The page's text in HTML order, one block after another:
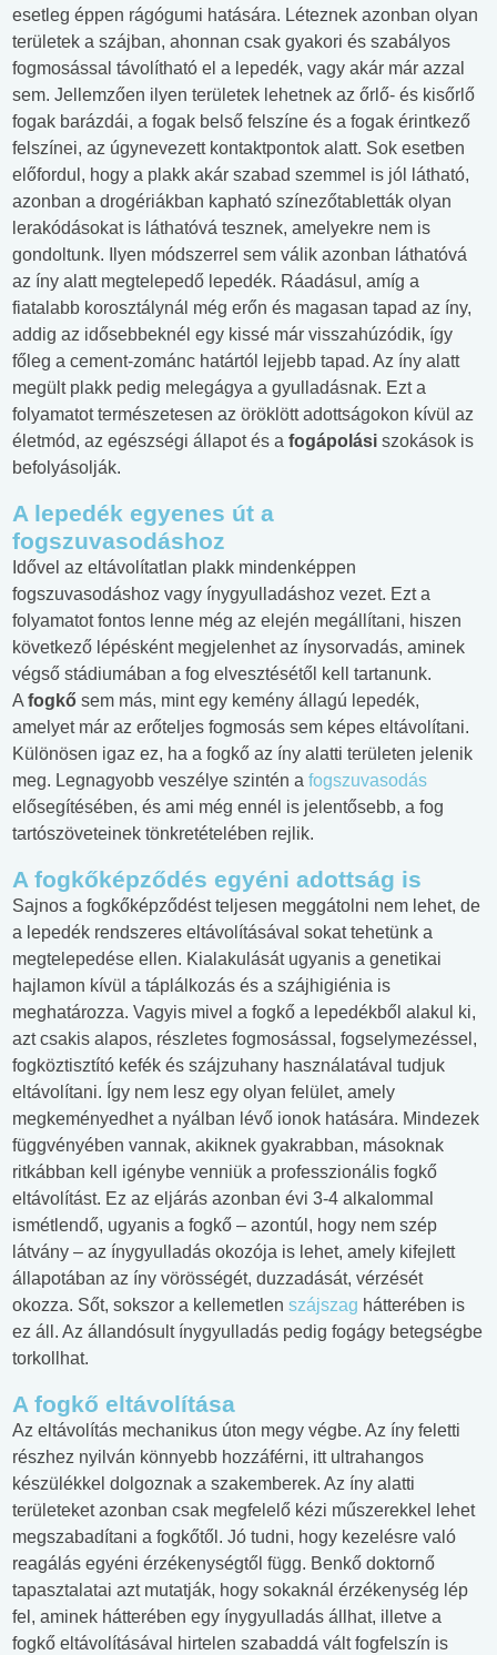
esetleg éppen rágógumi hatására. Léteznek azonban olyan
területek a szájban, ahonnan csak gyakori és szabályos
fogmosással távolítható el a lepedék, vagy akár már azzal
sem. Jellemzően ilyen területek lehetnek az őrlő- és kisőrlő
fogak barázdái, a fogak belső felszíne és a fogak érintkező
felszínei, az úgynevezett kontaktpontok alatt. Sok esetben
előfordul, hogy a plakk akár szabad szemmel is jól látható,
azonban a drogériákban kapható színezőtabletták olyan
lerakódásokat is láthatóvá tesznek, amelyekre nem is
gondoltunk. Ilyen módszerrel sem válik azonban láthatóvá
az íny alatt megtelepedő lepedék. Ráadásul, amíg a
fiatalabb korosztálynál még erőn és magasan tapad az íny,
addig az idősebbeknél egy kissé már visszahúzódik, így
főleg a cement-zománc határtól lejjebb tapad. Az íny alatt
megült plakk pedig melegágya a gyulladásnak. Ezt a
folyamatot természetesen az öröklött adottságokon kívül az
életmód, az egészségi állapot és a fogápolási szokások is
befolyásolják.
A lepedék egyenes út a
fogszuvasodáshoz
Idővel az eltávolítatlan plakk mindenképpen
fogszuvasodáshoz vagy ínygyulladáshoz vezet. Ezt a
folyamatot fontos lenne még az elején megállítani, hiszen
következő lépésként megjelenhet az ínysorvadás, aminek
végső stádiumában a fog elvesztésétől kell tartanunk.
A fogkő sem más, mint egy kemény állagú lepedék,
amelyet már az erőteljes fogmosás sem képes eltávolítani.
Különösen igaz ez, ha a fogkő az íny alatti területen jelenik
meg. Legnagyobb veszélye szintén a fogszuvasodás
elősegítésében, és ami még ennél is jelentősebb, a fog
tartószöveteinek tönkretételében rejlik.
A fogkőképződés egyéni adottság is
Sajnos a fogkőképződést teljesen meggátolni nem lehet, de
a lepedék rendszeres eltávolításával sokat tehetünk a
megtelepedése ellen. Kialakulását ugyanis a genetikai
hajlamon kívül a táplálkozás és a szájhigiénia is
meghatározza. Vagyis mivel a fogkő a lepedékből alakul ki,
azt csakis alapos, részletes fogmosással, fogselymezéssel,
fogköztisztító kefék és szájzuhany használatával tudjuk
eltávolítani. Így nem lesz egy olyan felület, amely
megkeményedhet a nyálban lévő ionok hatására. Mindezek
függvényében vannak, akiknek gyakrabban, másoknak
ritkábban kell igénybe venniük a professzionális fogkő
eltávolítást. Ez az eljárás azonban évi 3-4 alkalommal
ismétlendő, ugyanis a fogkő – azontúl, hogy nem szép
látvány – az ínygyulladás okozója is lehet, amely kifejlett
állapotában az íny vörösségét, duzzadását, vérzését
okozza. Sőt, sokszor a kellemetlen szájszag hátterében is
ez áll. Az állandósult ínygyulladás pedig fogágy betegségbe
torkollhat.
A fogkő eltávolítása
Az eltávolítás mechanikus úton megy végbe. Az íny feletti
részhez nyilván könnyebb hozzáférni, itt ultrahangos
készülékkel dolgoznak a szakemberek. Az íny alatti
területeket azonban csak megfelelő kézi műszerekkel lehet
megszabadítani a fogkőtől. Jó tudni, hogy kezelésre való
reagálás egyéni érzékenységtől függ. Benkő doktornő
tapasztalatai azt mutatják, hogy sokaknál érzékenység lép
fel, aminek hátterében egy ínygyulladás állhat, illetve a
fogkő eltávolításával hirtelen szabaddá vált fogfelszín is